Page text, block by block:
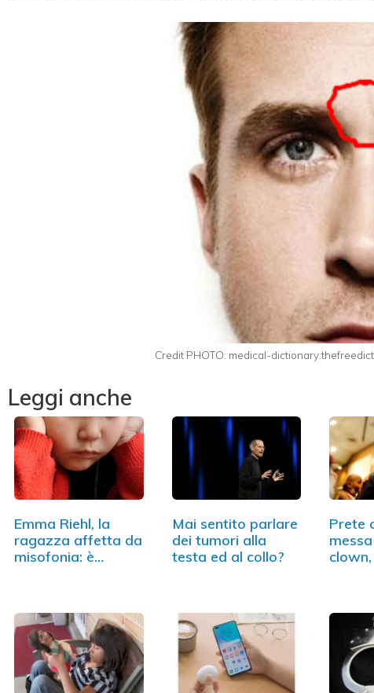
Credit PHOTO: medical-
Leggi anche
Emma Riehl, la
ragazza affetta da
misofonia: è…
Mai sentito parlare
dei tumori alla
testa ed al collo?
Prete